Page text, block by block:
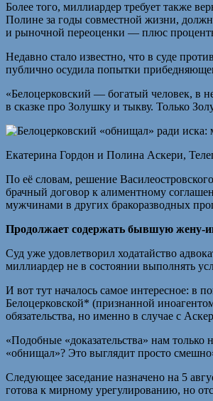
Более того, миллиардер требует также
Полине за годы совместной жизни,
и рыночной переоценки — плюс
Недавно стало известно, что в суде
публично осудила попытки
«Белоцерковский — богатый человек, в
в сказке про Золушку и тыкву. Только
Екатерина Гордон и Полина Аскери,
По её словам, решение
брачный договор к алиментному
мужчинами в других бракоразводных
Продолжает содержать бывшую жену-
Суд уже удовлетворил ходатайство
миллиардер не в состоянии выполнять
И вот тут началось самое интересное: в
Белоцерковской* (признанной
обязательства, но именно в случае с
«Подобные «доказательства» нам
«обнищал»? Это выглядит просто
Следующее заседание назначено на 5
готова к мирному урегулированию, но